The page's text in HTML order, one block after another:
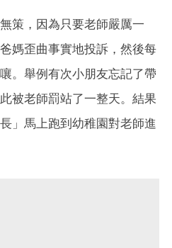
策，因為只要老師嚴厲一
媽歪曲事實地投訴，然後每
。舉例有次小朋友忘記了帶
被老師罰站了一整天。結果
」馬上跑到幼稚園對老師進